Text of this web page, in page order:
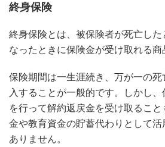
終身保険
終身保険とは、被保険者が死亡し
なったときに保険金が受け取れる商
保険期間は一生涯続き、万が一の
入することが一般的です。しかし
を行って解約返戻金を受け取るこ
金や教育資金の貯蓄代わりとして活
ありません。